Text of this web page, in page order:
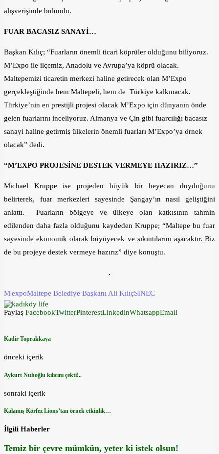
alışverişinde bulundu.
FUAR BACASIZ SANAYİ…
Başkan Kılıç; “Fuarların önemli ticari köprüler olduğunu biliyoruz.
M’Expo ile ilçemiz, Anadolu ve Avrupa’ya köprü olacak.
Maltepemizi ticaretin merkezi haline getirecek olan M’Expo
gerçekleştiğinde hem Maltepeli, hem de Türkiye kalkınacak.
Türkiye’nin en prestijli projesi olacak ‎M’Expo için dünyanın önde
gelen fuarlarını inceliyoruz. Almanya ve Çin gibi fuarcılığı bacasız
sanayi haline getirmiş ülkelerin önemli fuarları M’Expo’ya örnek
olacak” dedi.
“M’EXPO PROJESİNE DESTEK VERMEYE HAZIRIZ…”
Michael Kruppe ise projeden büyük bir heyecan duyduğunu
belirterek, fuar merkezleri sayesinde Şangay’ın nasıl geliştiğini
anlattı. Fuarların bölgeye ve ülkeye olan katkısının tahmin
edilenden daha fazla olduğunu kaydeden Kruppe; “Maltepe bu fuar
sayesinde ekonomik olarak büyüyecek ve sıkıntılarını aşacaktır. Biz
de bu projeye destek vermeye hazırız” diye konuştu.
M'expoMaltepe Belediye Başkanı Ali KılıçSINEC
Paylaş FacebookTwitterPinterestLinkedinWhatsappEmail
Kadir Toprakkaya
önceki içerik
Aykurt Nuhoğlu kılıcını çekti!..
sonraki içerik
Kalamış Körfez Lions’tan örnek etkinlik…
İlgili Haberler
Temiz bir çevre mümkün, yeter ki istek olsun!